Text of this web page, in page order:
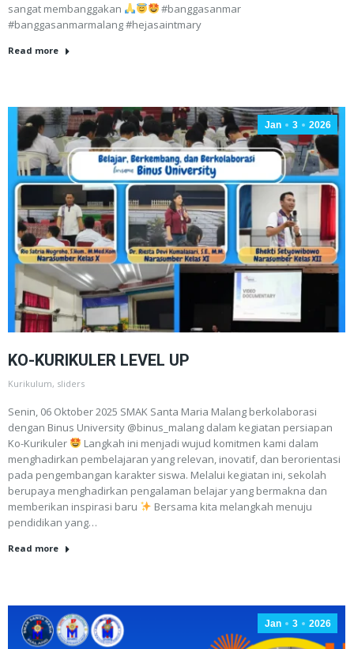
sangat membanggakan
#banggasanmar
#banggasanmarmalang #hejasaintmary
Read more
Jan 3 2026
KO-KURIKULER LEVEL UP
Kurikulum, sliders
Senin, 06 Oktober 2025 SMAK Santa Maria Malang berkolaborasi
dengan Binus University @binus_malang dalam kegiatan persiapan
Ko-Kurikuler
Langkah ini menjadi wujud komitmen kami dalam
menghadirkan pembelajaran yang relevan, inovatif, dan berorientasi
pada pengembangan karakter siswa. Melalui kegiatan ini, sekolah
berupaya menghadirkan pengalaman belajar yang bermakna dan
memberikan inspirasi baru
Bersama kita melangkah menuju
pendidikan yang…
Read more
Jan 3 2026